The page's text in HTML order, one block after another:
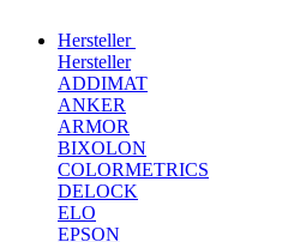
Hersteller
Hersteller
ADDIMAT
ANKER
ARMOR
BIXOLON
COLORMETRICS
DELOCK
ELO
EPSON